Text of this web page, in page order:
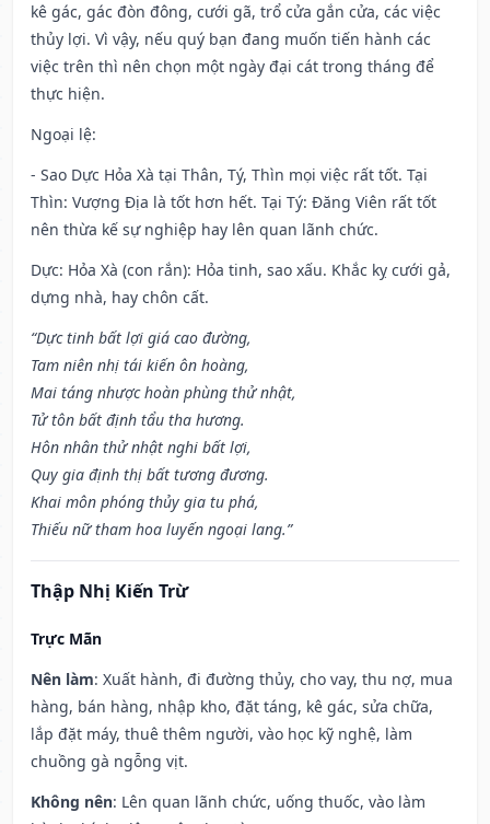
kê gác, gác đòn đông, cưới gã, trổ cửa gắn cửa, các việc
thủy lợi. Vì vậy, nếu quý bạn đang muốn tiến hành các
việc trên thì nên chọn một ngày đại cát trong tháng để
thực hiện.
Ngoại lệ:
- Sao Dực Hỏa Xà tại Thân, Tý, Thìn mọi việc rất tốt. Tại
Thìn: Vượng Địa là tốt hơn hết. Tại Tý: Đăng Viên rất tốt
nên thừa kế sự nghiệp hay lên quan lãnh chức.
Dực: Hỏa Xà (con rắn): Hỏa tinh, sao xấu. Khắc kỵ cưới gả,
dựng nhà, hay chôn cất.
“Dực tinh bất lợi giá cao đường,
Tam niên nhị tái kiến ôn hoàng,
Mai táng nhược hoàn phùng thử nhật,
Tử tôn bất định tẩu tha hương.
Hôn nhân thử nhật nghi bất lợi,
Quy gia định thị bất tương đương.
Khai môn phóng thủy gia tu phá,
Thiếu nữ tham hoa luyến ngoại lang.”
Thập Nhị Kiến Trừ
Trực Mãn
Nên làm: Xuất hành, đi đường thủy, cho vay, thu nợ, mua
hàng, bán hàng, nhập kho, đặt táng, kê gác, sửa chữa,
lắp đặt máy, thuê thêm người, vào học kỹ nghệ, làm
chuồng gà ngỗng vịt.
Không nên: Lên quan lãnh chức, uống thuốc, vào làm